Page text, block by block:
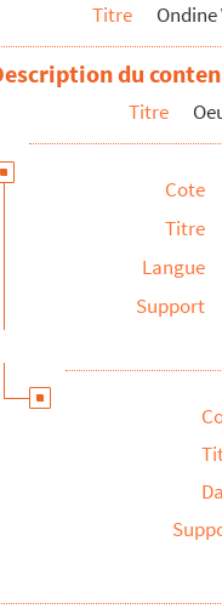
fidélité … par J. L.
de rhétorique. Notes
et notes
latines.
listes d’épicerie,
historiques, notes et
en anglais.
sens, dessins dans l’autre.
dont une de roman
un sens : Notes prise au
un sens : Notes en
du 3 avril 1849 de la
titre
Titre
du
Titre
Cote
Titre
Langue
Support